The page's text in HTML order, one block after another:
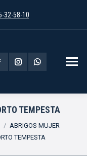
32-58-10
Instagram
opens
in
Whatsapp
opens
in
TEMPESTA
ABRIGOS MUJER
TEMPESTA